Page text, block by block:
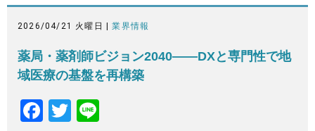
2026/04/21 火曜日 |業界情報
薬局・薬剤師ビジョン2040――DXと専門性で地
域医療の基盤を再構築
F
T